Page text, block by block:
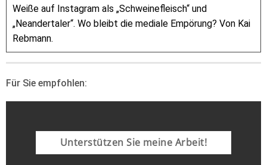
Weiße auf Instagram als „Schweinefleisch“ und
„Neandertaler“. Wo bleibt die mediale Empörung? Von Kai
Rebmann.
Für Sie empfohlen:
Unterstützen Sie meine Arbeit!